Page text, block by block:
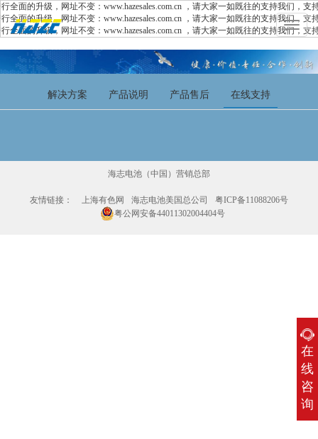
Toggle
解决方案 产品说明 产品售后 在线支持
海志电池（中国）营销总部
友情链接： 上海有色网 海志电池美国总公司
粤ICP备11088206号
粤公网安备44011302004404号
在
线
咨
询
面的升级，网址不变：www.hazesales.com.cn ，请大家一如既往的支持我们，
面的升级，网址不变：www.hazesales.com.cn ，请大家一如既往的支持我们，
面的升级，网址不变：www.hazesales.com.cn ，请大家一如既往的支持我们，